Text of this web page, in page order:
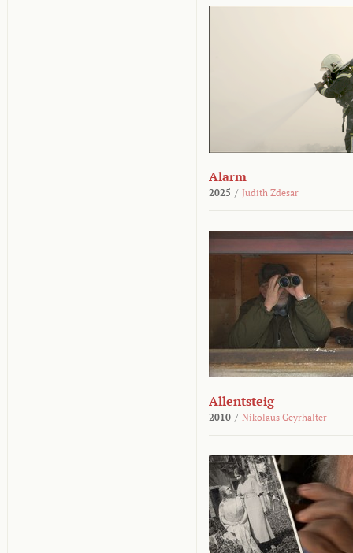
Alarm
2025 / Judith Zdesar
Allentsteig
2010 / Nikolaus Geyrhalter